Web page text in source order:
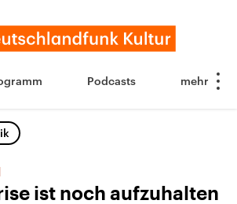
Podcasts
ist noch aufzuhalten